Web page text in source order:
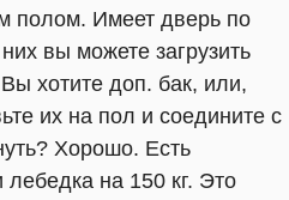
полом. Имеет дверь по
вы можете загрузить
хотите доп. бак, или,
их на пол и соедините с
Хорошо. Есть
на 150 кг. Это